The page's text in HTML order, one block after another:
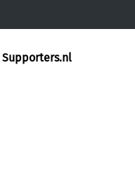
Supporters.nl